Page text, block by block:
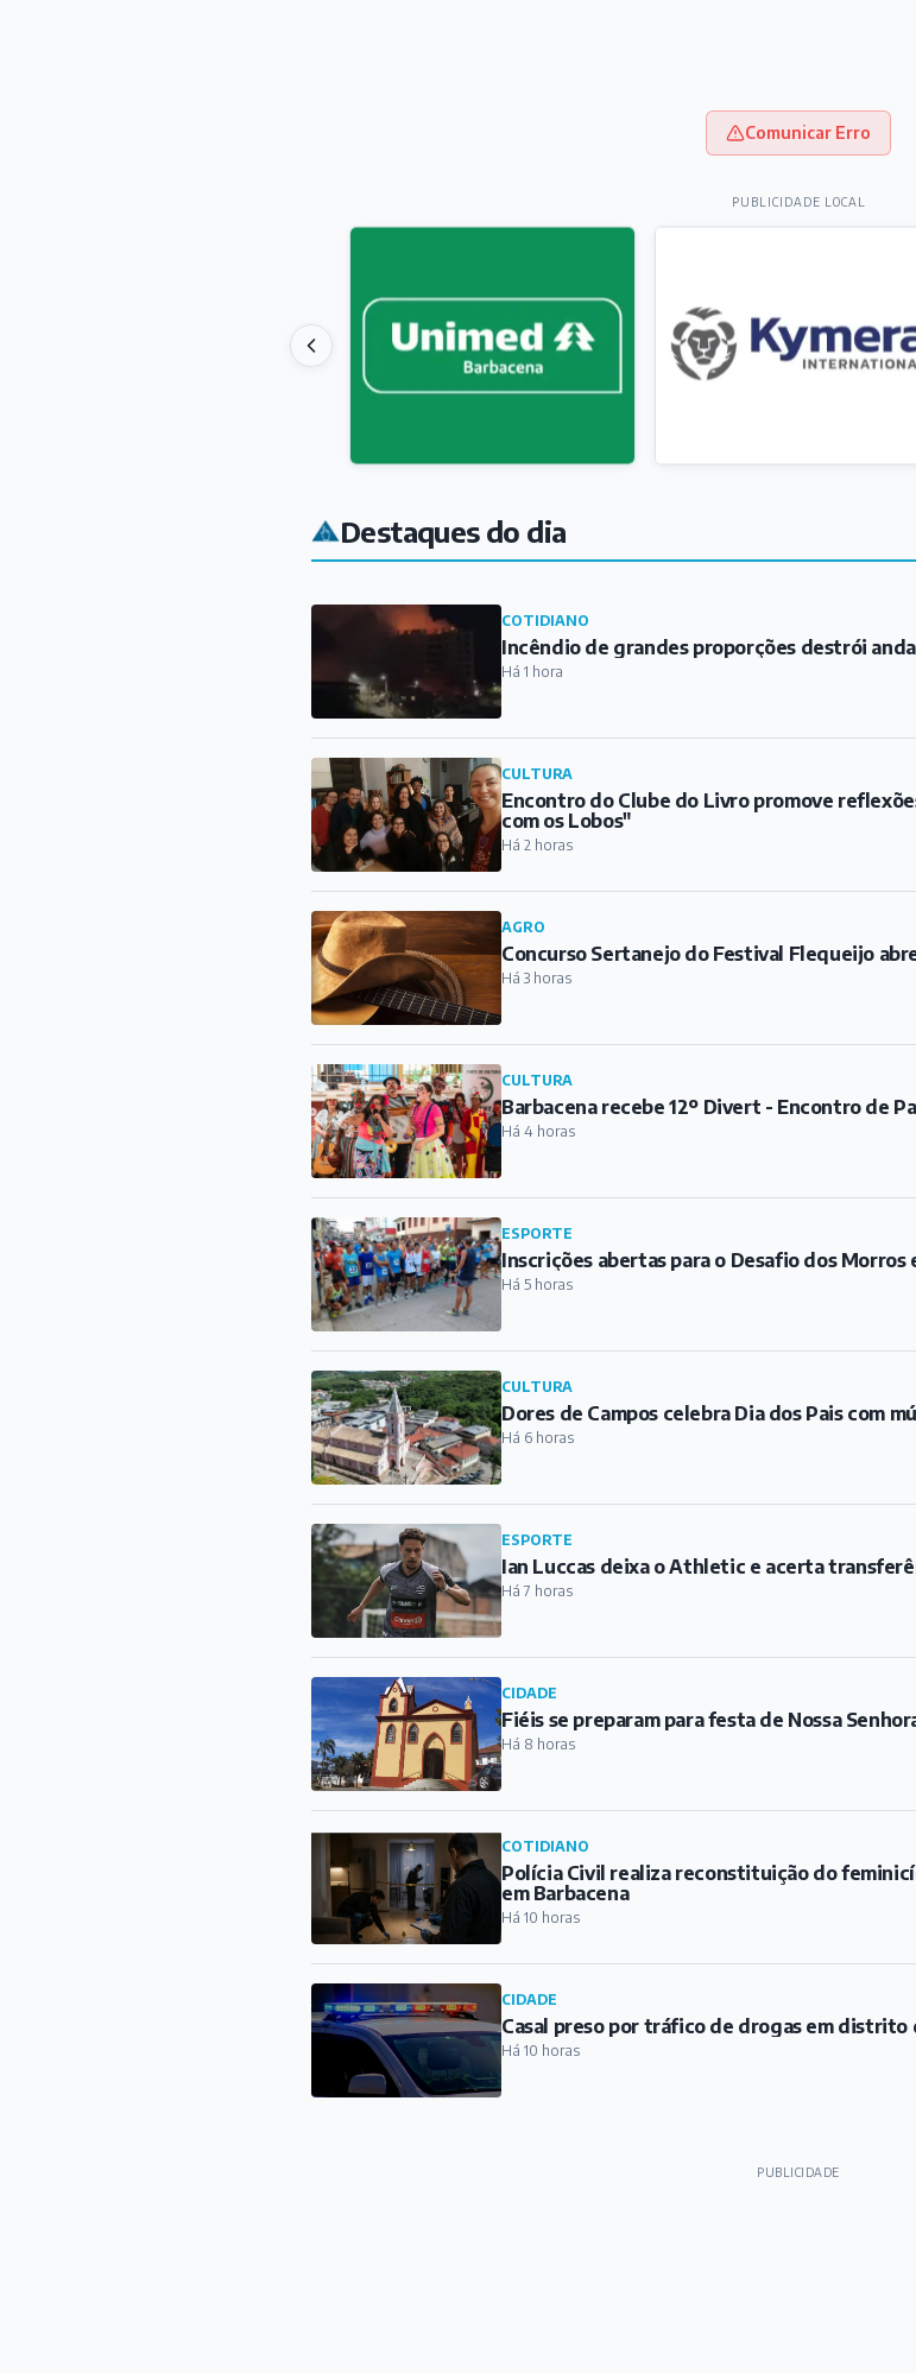
Comunicar Erro
PUBLICIDADE LOCAL
Destaques do dia
COTIDIANO
Incêndio de grandes proporções destrói
Há 1 hora
CULTURA
Encontro do Clube do Livro promove
com os Lobos"
Há 2 horas
AGRO
Concurso Sertanejo do Festival Flequeijo
Há 3 horas
CULTURA
Barbacena recebe 12º Divert - Encontro de
Há 4 horas
ESPORTE
Inscrições abertas para o Desafio dos Morros
Há 5 horas
CULTURA
Dores de Campos celebra Dia dos Pais com
Há 6 horas
ESPORTE
Ian Luccas deixa o Athletic e acerta
Há 7 horas
CIDADE
Fiéis se preparam para festa de Nossa
Há 8 horas
COTIDIANO
Polícia Civil realiza reconstituição do
em Barbacena
Há 10 horas
CIDADE
Casal preso por tráfico de drogas em distrito
Há 10 horas
PUBLICIDADE